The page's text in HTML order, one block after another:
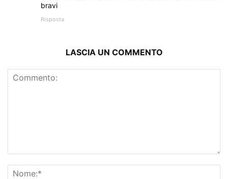
bravi
Risposta
LASCIA UN COMMENTO